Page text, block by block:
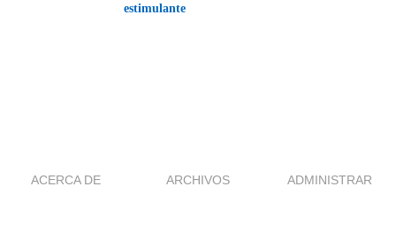
estimulante
ACERCA DE ARCHIVOS ADMINISTRAR